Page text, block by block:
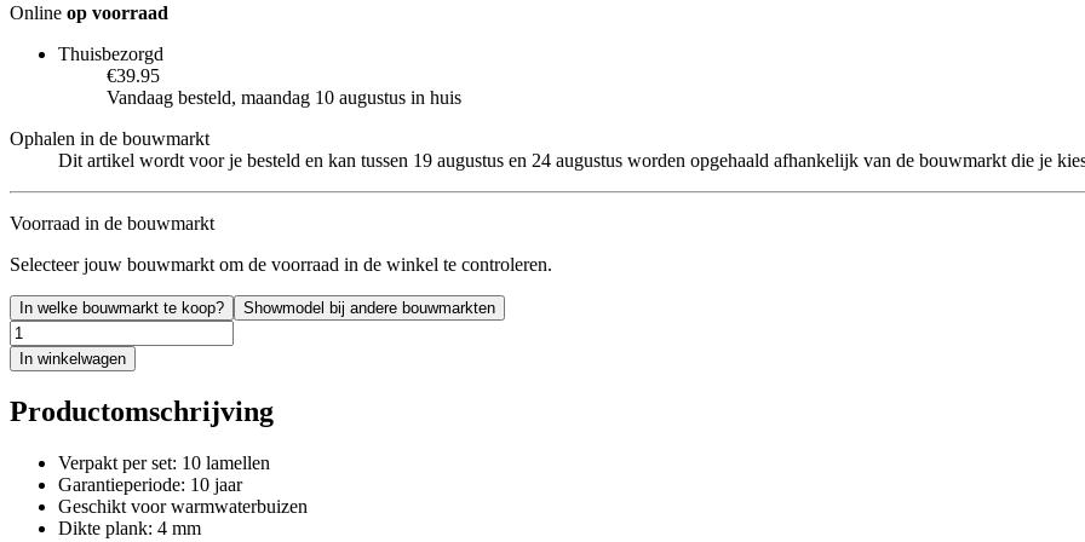
Online op voorraad
Thuisbezorgd
€39.95
Vandaag besteld, maandag 10 augustus in huis
Ophalen in de bouwmarkt
Dit artikel wordt voor je besteld en kan tussen 19 augustus en 24 augustus worden opgehaald afhankelijk van de bouwmarkt die je
Voorraad in de bouwmarkt
Selecteer jouw bouwmarkt om de voorraad in de winkel te controleren.
In welke bouwmarkt te koop? Showmodel bij andere bouwmarkten
In winkelwagen
Productomschrijving
Verpakt per set: 10 lamellen
Garantieperiode: 10 jaar
Geschikt voor warmwaterbuizen
Dikte plank: 4 mm